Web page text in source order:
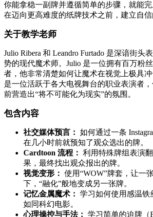
你能拿稳一副牌并遵循简单的步骤，就能
在迈向更高难度的纸牌技术之前，建立自信
关于教学老师
Julio Ribera 和 Leandro Furtado 是深谙街头
势的现代魔术师。Julio 是一位拥有百万粉
者，他非常清楚如何让魔术在视觉上极具冲
是一位活跃于各大电视舞台的职业表演者
前营造出“将不可能化为现实”的氛围。
包含内容
社交媒体预言： 如何通过一条
在几小时前就预知了观众选出的牌。
Cardtoon 流程： 利用特殊牌组表演
果，最终找出观众报出的牌。
视觉变形： 使用“WOW”牌套，让一
下，“融化”般地变成另一张牌。
记忆金属魔术： 学习如何使用感温铁
如同科幻电影。
心理操控与手法： 学习简单的迫牌（